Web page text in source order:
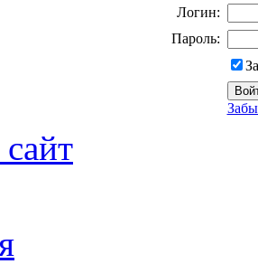
Логин:
Пароль: